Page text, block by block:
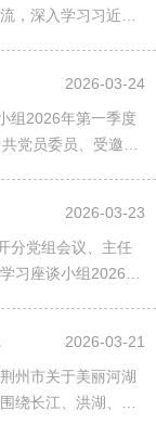
，深入学习习近平
2026-03-24
组2026年第一季度
党员委员、受邀的
2026-03-23
分党组会议、主任
习座谈小组2026年
卷
2026-03-21
州市关于美丽河湖
绕长江、洪湖、长